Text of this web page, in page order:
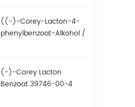
((-)-Corey-Lacton-4-
phenylbenzoat-Alkohol /
(-)-Corey Lacton
Benzoat 39746-00-4